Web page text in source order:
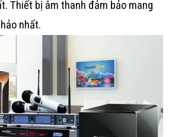
Thiết bị âm thanh đảm bảo mang
nhất.